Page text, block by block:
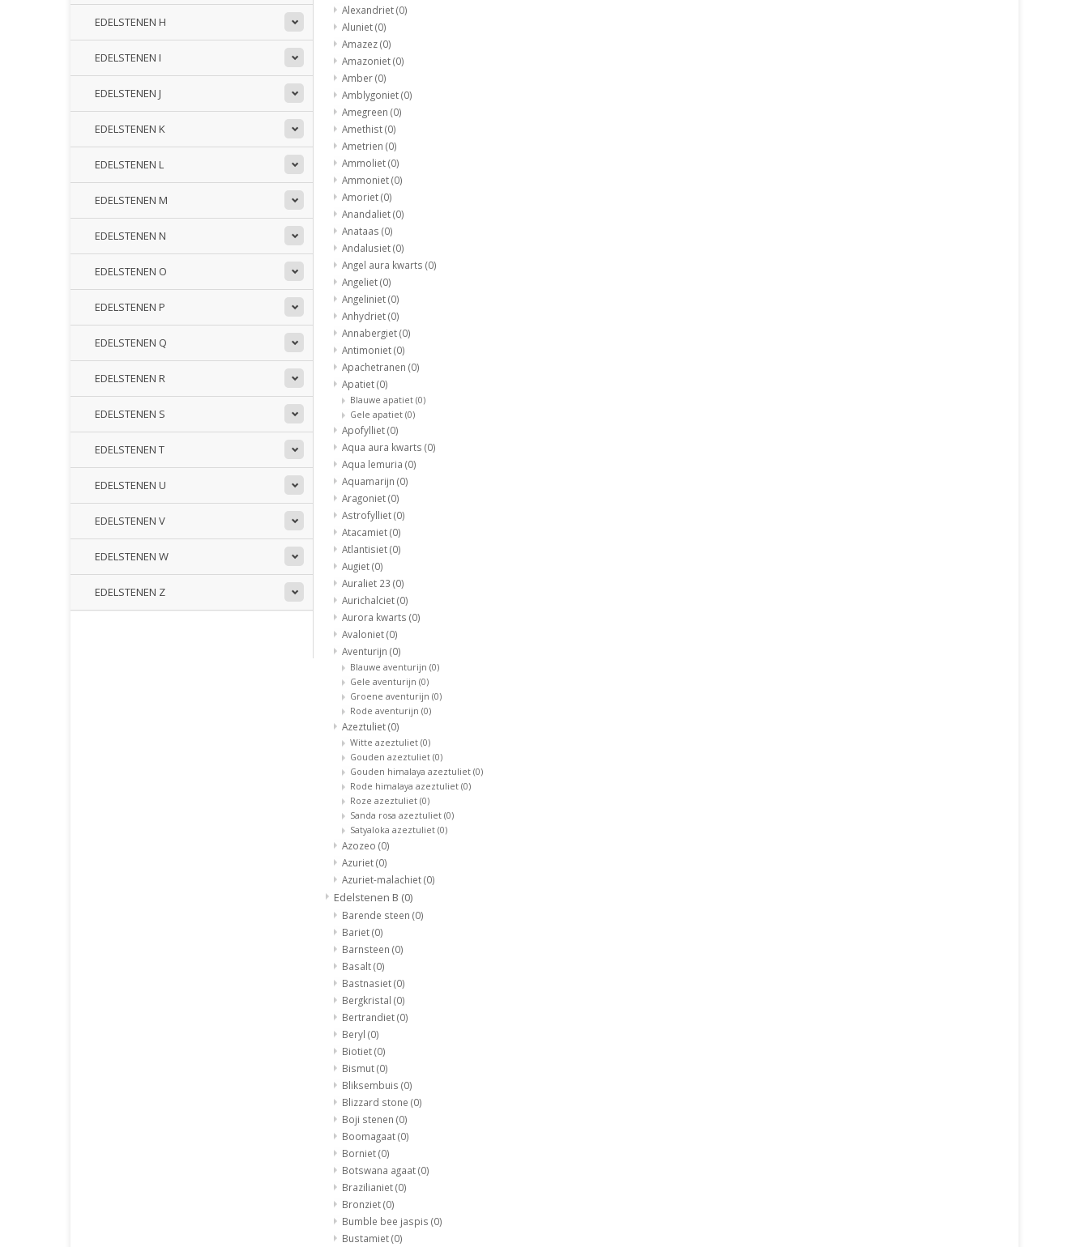
EDELSTENEN H
EDELSTENEN I
EDELSTENEN J
EDELSTENEN K
EDELSTENEN L
EDELSTENEN M
EDELSTENEN N
EDELSTENEN O
EDELSTENEN P
EDELSTENEN Q
EDELSTENEN R
EDELSTENEN S
EDELSTENEN T
EDELSTENEN U
EDELSTENEN V
EDELSTENEN W
EDELSTENEN Z
Alexandriet(0)
Aluniet(0)
Amazez(0)
Amazoniet(0)
Amber(0)
Amblygoniet(0)
Amegreen (0)
Amethist(0)
Ametrien (0)
Ammoliet(0)
Ammoniet(0)
Amoriet(0)
Anandaliet(0)
Anataas (0)
Andalusiet(0)
Angel aura kwarts (0)
Angeliet(0)
Angeliniet(0)
Anhydriet(0)
Annabergiet(0)
Antimoniet(0)
Apachetranen (0)
Apatiet(0)
Blauwe apatiet (0)
Gele apatiet (0)
Apofylliet(0)
Aqua aura kwarts (0)
Aqua lemuria (0)
Aquamarijn (0)
Aragoniet(0)
Astrofylliet(0)
Atacamiet(0)
Atlantisiet(0)
Augiet(0)
Auraliet 23 (0)
Aurichalciet(0)
Aurora kwarts (0)
Avaloniet(0)
Aventurijn (0)
Blauwe aventurijn (0)
Gele aventurijn (0)
Groene aventurijn (0)
Rode aventurijn (0)
Azeztuliet(0)
Witte azeztuliet (0)
Gouden azeztuliet (0)
Gouden himalaya azeztuliet (0)
Rode himalaya azeztuliet (0)
Roze azeztuliet (0)
Sanda rosa azeztuliet (0)
Satyaloka azeztuliet (0)
Azozeo (0)
Azuriet(0)
Azuriet-malachiet(0)
Edelstenen B (0)
Barende steen (0)
Bariet(0)
Barnsteen (0)
Basalt(0)
Bastnasiet(0)
Bergkristal (0)
Bertrandiet(0)
Beryl (0)
Biotiet(0)
Bismut(0)
Bliksembuis (0)
Blizzard stone (0)
Boji stenen (0)
Boomagaat(0)
Borniet(0)
Botswana agaat(0)
Brazilianiet(0)
Bronziet(0)
Bumble bee jaspis (0)
Bustamiet(0)